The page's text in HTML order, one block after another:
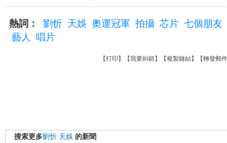
熱詞： 劉忻 天娛 奧運冠軍 拍攝 芯片 七個朋友
藝人
唱片
【打印 】【我要糾錯】【複製鏈結】【轉發郵件
搜索更多劉忻 天娛 的新聞